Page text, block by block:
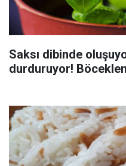
Saksı dibinde
durduruyor!